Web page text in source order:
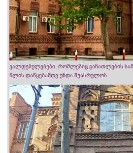
ვალდებულებები, რომლებიც განათლების
წლის დაწყებამდე უნდა შეასრულოს